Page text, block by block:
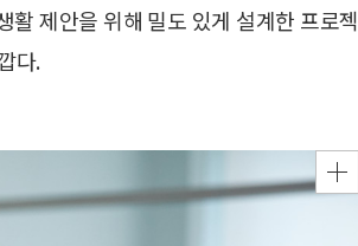
활 제안을 위해 밀도 있게 설계한 프로젝
다.